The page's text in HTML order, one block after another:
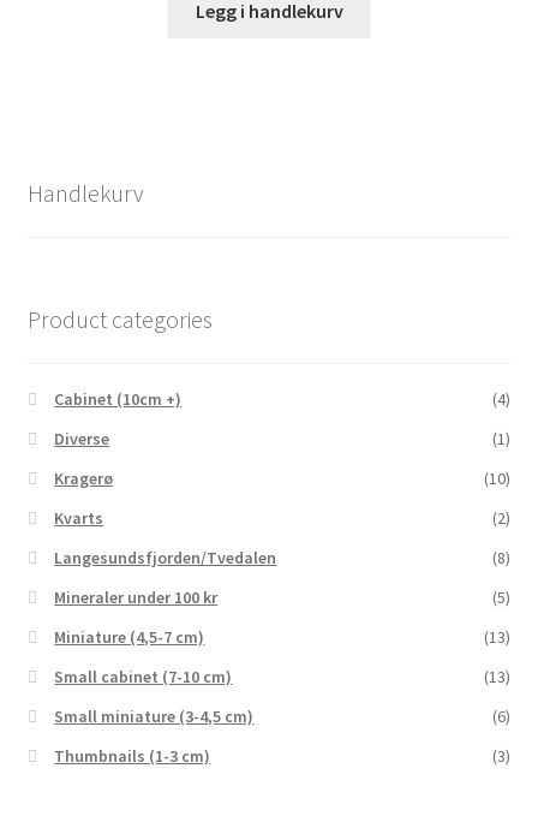
Legg i handlekurv
Handlekurv
Product categories
Cabinet (10cm +)
(4)
Diverse
(1)
Kragerø
(10)
Kvarts
(2)
Langesundsfjorden/Tvedalen
(8)
Mineraler under 100 kr
(5)
Miniature (4,5-7 cm)
(13)
Small cabinet (7-10 cm)
(13)
Small miniature (3-4,5 cm)
(6)
Thumbnails (1-3 cm)
(3)